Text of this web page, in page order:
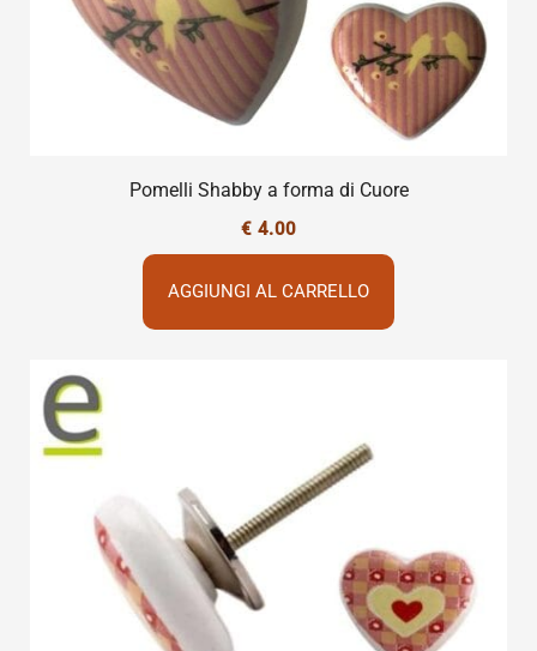
Pomelli Shabby a forma di Cuore
€ 4.00
AGGIUNGI AL CARRELLO